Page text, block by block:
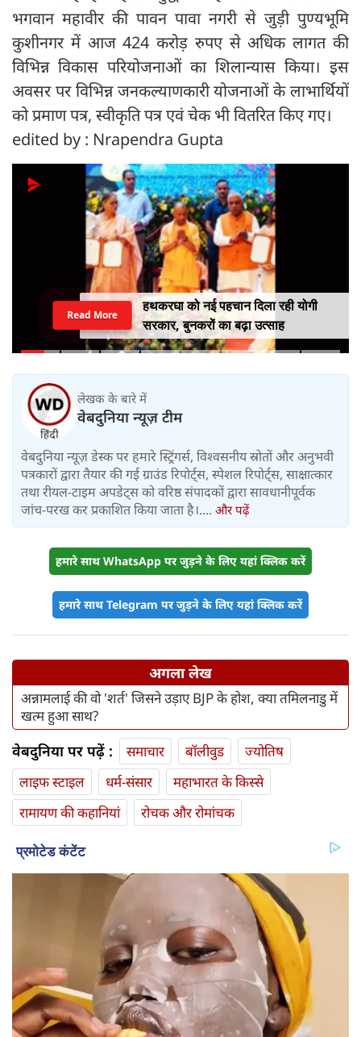
भगवान महावीर की पावन पावा नगरी से जुड़ी पुण्यभूमि
कुशीनगर में आज 424 करोड़ रुपए से अधिक लागत की
विभिन्न विकास परियोजनाओं का शिलान्यास किया। इस
अवसर पर विभिन्न जनकल्याणकारी योजनाओं के लाभार्थियों
को प्रमाण पत्र, स्वीकृति पत्र एवं चेक भी वितरित किए गए।
edited by : Nrapendra Gupta
हथकरघा को नई पहचान दिला रही योगी
सरकार, बुनकरों का बढ़ा उत्साह
Read More
लेखक के बारे में
वेबदुनिया न्यूज़ टीम
वेबदुनिया न्यूज़ डेस्क पर हमारे स्ट्रिंगर्स, विश्वसनीय स्रोतों और अनुभवी
पत्रकारों द्वारा तैयार की गई ग्राउंड रिपोर्ट्स, स्पेशल रिपोर्ट्स, साक्षात्कार
तथा रीयल-टाइम अपडेट्स को वरिष्ठ संपादकों द्वारा सावधानीपूर्वक
जांच-परख कर प्रकाशित किया जाता है।.... और पढ़ें
हमारे साथ WhatsApp पर जुड़ने के लिए यहां क्लिक करें
हमारे साथ Telegram पर जुड़ने के लिए यहां क्लिक करें
अगला लेख
अन्नामलाई की वो 'शर्त' जिसने उड़ाए BJP के होश, क्या तमिलनाडु में
खत्म हुआ साथ?
वेबदुनिया पर पढ़ें : समाचार बॉलीवुड
ज्योतिष
लाइफ स्‍टाइल
धर्म-संसार
महाभारत के किस्से
रामायण की कहानियां
रोचक और रोमांचक